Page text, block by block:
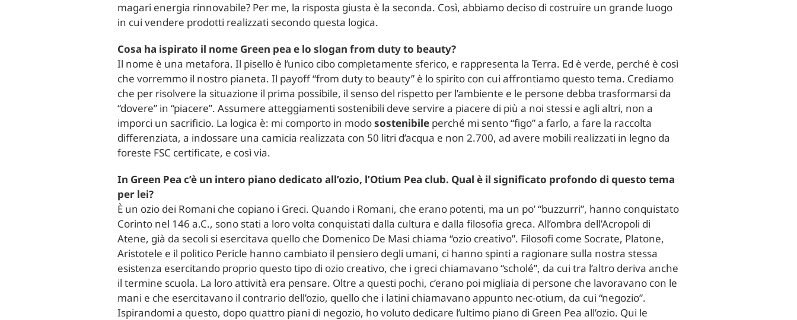
magari energia rinnovabile? Per me, la risposta giusta è la seconda. Così, abbiamo deciso di costruire un grande luogo
in cui vendere prodotti realizzati secondo questa logica.
Cosa ha ispirato il nome Green pea e lo slogan from duty to beauty?
Il nome è una metafora. Il pisello è l’unico cibo completamente sferico, e rappresenta la Terra. Ed è verde, perché è così
che vorremmo il nostro pianeta. Il payoff “from duty to beauty” è lo spirito con cui affrontiamo questo tema. Crediamo
che per risolvere la situazione il prima possibile, il senso del rispetto per l’ambiente e le persone debba trasformarsi da
“dovere” in “piacere”. Assumere atteggiamenti sostenibili deve servire a piacere di più a noi stessi e agli altri, non a
imporci un sacrificio. La logica è: mi comporto in modosostenibile perché mi sento “figo” a farlo, a fare la raccolta
differenziata, a indossare una camicia realizzata con 50 litri d’acqua e non 2.700, ad avere mobili realizzati in legno da
foreste FSC certificate, e così via.
In Green Pea c’è un intero piano dedicato all’ozio, l’Otium Pea club. Qual è il significato profondo di questo tema
per lei?
È un ozio dei Romani che copiano i Greci. Quando i Romani, che erano potenti, ma un po’ “buzzurri”, hanno conquistato
Corinto nel 146 a.C., sono stati a loro volta conquistati dalla cultura e dalla filosofia greca. All’ombra dell’Acropoli di
Atene, già da secoli si esercitava quello che Domenico De Masi chiama “ozio creativo”. Filosofi come Socrate, Platone,
Aristotele e il politico Pericle hanno cambiato il pensiero degli umani, ci hanno spinti a ragionare sulla nostra stessa
esistenza esercitando proprio questo tipo di ozio creativo, che i greci chiamavano “scholé”, da cui tra l’altro deriva anche
il termine scuola. La loro attività era pensare. Oltre a questi pochi, c’erano poi migliaia di persone che lavoravano con le
mani e che esercitavano il contrario dell’ozio, quello che i latini chiamavano appunto nec-otium, da cui “negozio”.
Ispirandomi a questo, dopo quattro piani di negozio, ho voluto dedicare l’ultimo piano di Green Pea all’ozio. Qui le